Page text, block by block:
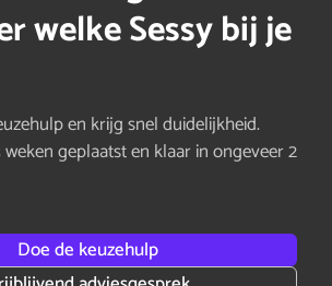
welke Sessy bij je
en krijg snel duidelijkheid.
geplaatst en klaar in ongeveer 2
Doe de keuzehulp